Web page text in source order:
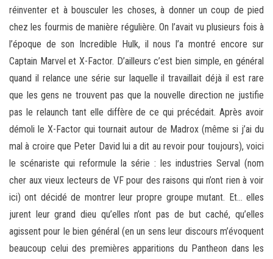
réinventer et à bousculer les choses, à donner un coup de pied
chez les fourmis de manière régulière. On l’avait vu plusieurs fois à
l’époque de son Incredible Hulk, il nous l’a montré encore sur
Captain Marvel et X-Factor. D’ailleurs c’est bien simple, en général
quand il relance une série sur laquelle il travaillait déjà il est rare
que les gens ne trouvent pas que la nouvelle direction ne justifie
pas le relaunch tant elle diffère de ce qui précédait. Après avoir
démoli le X-Factor qui tournait autour de Madrox (même si j’ai du
mal à croire que Peter David lui a dit au revoir pour toujours), voici
le scénariste qui reformule la série : les industries Serval (nom
cher aux vieux lecteurs de VF pour des raisons qui n’ont rien à voir
ici) ont décidé de montrer leur propre groupe mutant. Et… elles
jurent leur grand dieu qu’elles n’ont pas de but caché, qu’elles
agissent pour le bien général (en un sens leur discours m’évoquent
beaucoup celui des premières apparitions du Pantheon dans les